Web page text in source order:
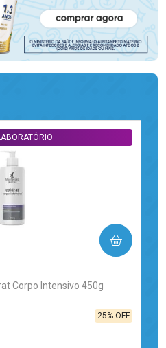
Corpo Intensivo 450g
25% OFF
COMPRAR